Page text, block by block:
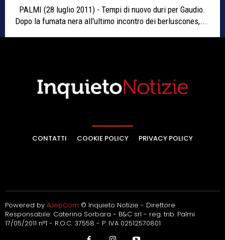
Dopo la fumata nera all'ultimo incontro dei berluscones,...
CONTATTI COOKIE POLICY PRIVACY POLICY
Powered by AJepCom © Inquieto Notizie - Direttore
Responsabile: Caterina Sorbara - B&C srl - reg. trib. Palmi
17/05/2011 n°1 - R.O.C. 37558 - P. IVA 02512570801